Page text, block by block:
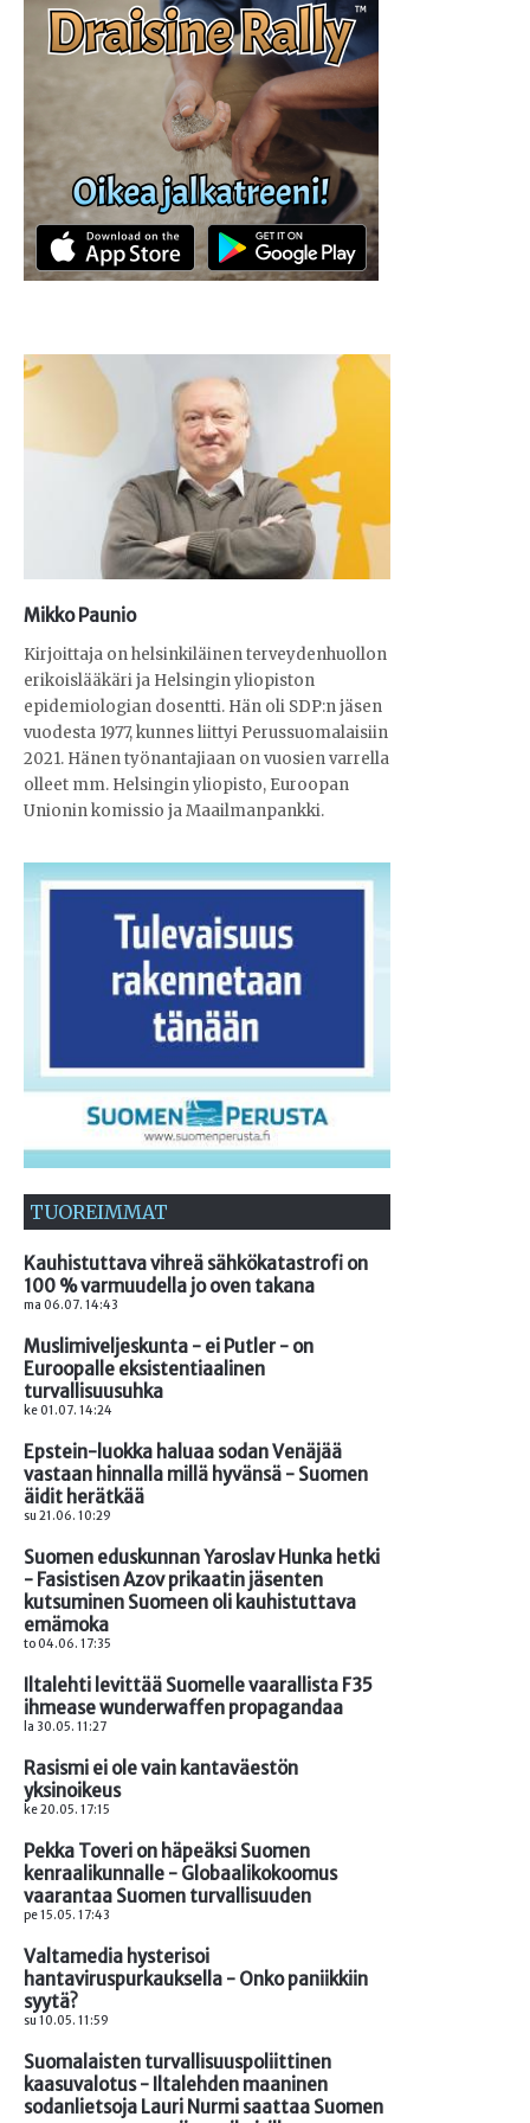
Mikko Paunio
Kirjoittaja on helsinkiläinen terveydenhuollon
erikoislääkäri ja Helsingin yliopiston
epidemiologian dosentti. Hän oli SDP:n jäsen
vuodesta 1977, kunnes liittyi Perussuomalaisiin
2021. Hänen työnantajiaan on vuosien varrella
olleet mm. Helsingin yliopisto, Euroopan
Unionin komissio ja Maailmanpankki.
TUOREIMMAT
Kauhistuttava vihreä sähkökatastrofi on
100 % varmuudella jo oven takana
ma 06.07. 14:43
Muslimiveljeskunta - ei Putler - on
Euroopalle eksistentiaalinen
turvallisuusuhka
ke 01.07. 14:24
Epstein-luokka haluaa sodan Venäjää
vastaan hinnalla millä hyvänsä - Suomen
äidit herätkää
su 21.06. 10:29
Suomen eduskunnan Yaroslav Hunka hetki
- Fasistisen Azov prikaatin jäsenten
kutsuminen Suomeen oli kauhistuttava
emämoka
to 04.06. 17:35
Iltalehti levittää Suomelle vaarallista F35
ihmease wunderwaffen propagandaa
la 30.05. 11:27
Rasismi ei ole vain kantaväestön
yksinoikeus
ke 20.05. 17:15
Pekka Toveri on häpeäksi Suomen
kenraalikunnalle - Globaalikokoomus
vaarantaa Suomen turvallisuuden
pe 15.05. 17:43
Valtamedia hysterisoi
hantaviruspurkauksella - Onko paniikkiin
syytä?
su 10.05. 11:59
Suomalaisten turvallisuuspoliittinen
kaasuvalotus - Iltalehden maaninen
sodanlietsoja Lauri Nurmi saattaa Suomen